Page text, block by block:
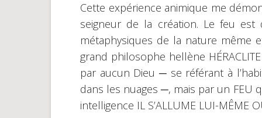
Cette expérience animique me
seigneur de la création. Le feu
métaphysiques de la nature même
grand philosophe hellène
par aucun Dieu ─ se référant à
dans les nuages ─, mais par un FEU
intelligence IL S’ALLUME LUI-MÊME